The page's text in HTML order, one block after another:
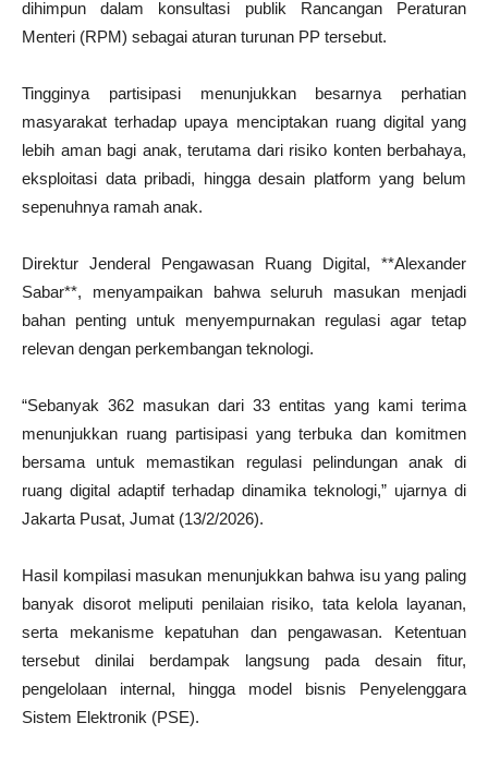
dihimpun dalam konsultasi publik Rancangan Peraturan
Menteri (RPM) sebagai aturan turunan PP tersebut.
Tingginya partisipasi menunjukkan besarnya perhatian
masyarakat terhadap upaya menciptakan ruang digital yang
lebih aman bagi anak, terutama dari risiko konten berbahaya,
eksploitasi data pribadi, hingga desain platform yang belum
sepenuhnya ramah anak.
Direktur Jenderal Pengawasan Ruang Digital, **Alexander
Sabar**, menyampaikan bahwa seluruh masukan menjadi
bahan penting untuk menyempurnakan regulasi agar tetap
relevan dengan perkembangan teknologi.
“Sebanyak 362 masukan dari 33 entitas yang kami terima
menunjukkan ruang partisipasi yang terbuka dan komitmen
bersama untuk memastikan regulasi pelindungan anak di
ruang digital adaptif terhadap dinamika teknologi,” ujarnya di
Jakarta Pusat, Jumat (13/2/2026).
Hasil kompilasi masukan menunjukkan bahwa isu yang paling
banyak disorot meliputi penilaian risiko, tata kelola layanan,
serta mekanisme kepatuhan dan pengawasan. Ketentuan
tersebut dinilai berdampak langsung pada desain fitur,
pengelolaan internal, hingga model bisnis Penyelenggara
Sistem Elektronik (PSE).